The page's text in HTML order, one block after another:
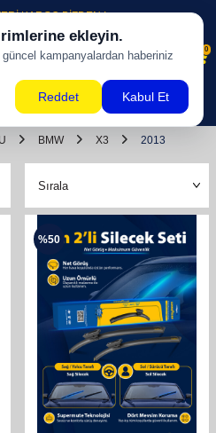
KARGO BİZDEN !
0
BMW X3 2013
%50